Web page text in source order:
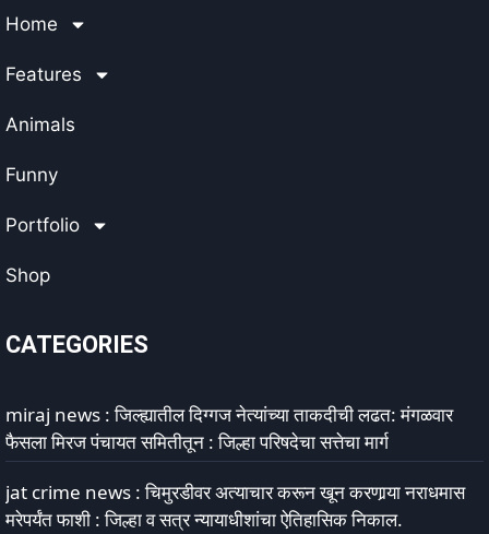
Home
Features
Animals
Funny
Portfolio
Shop
CATEGORIES
miraj news : जिल्ह्यातील दिग्गज नेत्यांच्या ताकदीची लढत: मंगळवार
फैसला मिरज पंचायत समितीतून : जिल्हा परिषदेचा सत्तेचा मार्ग
jat crime news : चिमुरडीवर अत्याचार करून खून करणार्‍या नराधमास
मरेपर्यंत फाशी : जिल्हा व सत्र न्यायाधीशांचा ऐतिहासिक निकाल.